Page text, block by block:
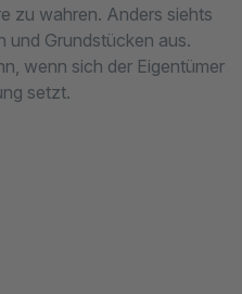
zu wahren. Anders siehts
und Grundstücken aus.
wenn sich der Eigentümer
setzt.